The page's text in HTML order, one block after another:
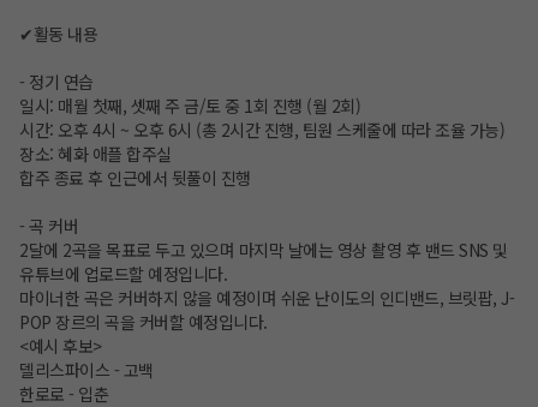
✔활동 내용
- 정기 연습
일시: 매월 첫째, 셋째 주 금/토 중 1회 진행 (월 2회)
시간: 오후 4시 ~ 오후 6시 (총 2시간 진행, 팀원 스케줄에 따라 조율 가능)
장소: 혜화 애플 합주실
합주 종료 후 인근에서 뒷풀이 진행
- 곡 커버
2달에 2곡을 목표로 두고 있으며 마지막 날에는 영상 촬영 후 밴드 SNS 및
유튜브에 업로드할 예정입니다.
마이너한 곡은 커버하지 않을 예정이며 쉬운 난이도의 인디밴드, 브릿팝, J-
POP 장르의 곡을 커버할 예정입니다.
<예시 후보>
델리스파이스 - 고백
한로로 - 입춘